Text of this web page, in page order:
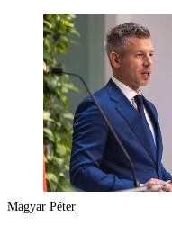
Magyar Péter